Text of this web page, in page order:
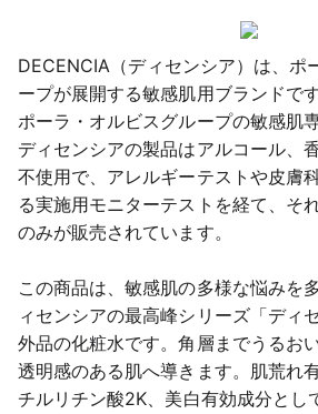
DECENCIA（ディセンシア）は、ポ
ープが展開する敏感肌用ブランドで
ポーラ・オルビスグループの敏感肌
ディセンシアの製品はアルコール、
不使用で、アレルギーテストや皮膚
る実施用モニターテストを経て、そ
のみが販売されています。
この商品は、敏感肌の多様な悩みを
ィセンシアの最高峰シリーズ「ディ
外品の化粧水です。角層までうるお
透明感のある肌へ導きます。肌荒れ
チルリチン酸2K、美白有効成分とし